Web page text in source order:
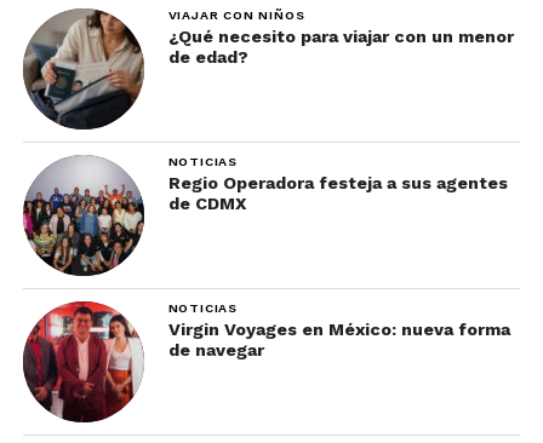
VIAJAR CON NIÑOS
¿Qué necesito para viajar con un menor
de edad?
NOTICIAS
Regio Operadora festeja a sus agentes
de CDMX
NOTICIAS
Virgin Voyages en México: nueva forma
de navegar